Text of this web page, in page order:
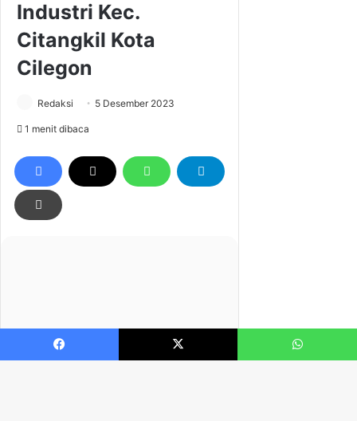
Facebook X WhatsApp